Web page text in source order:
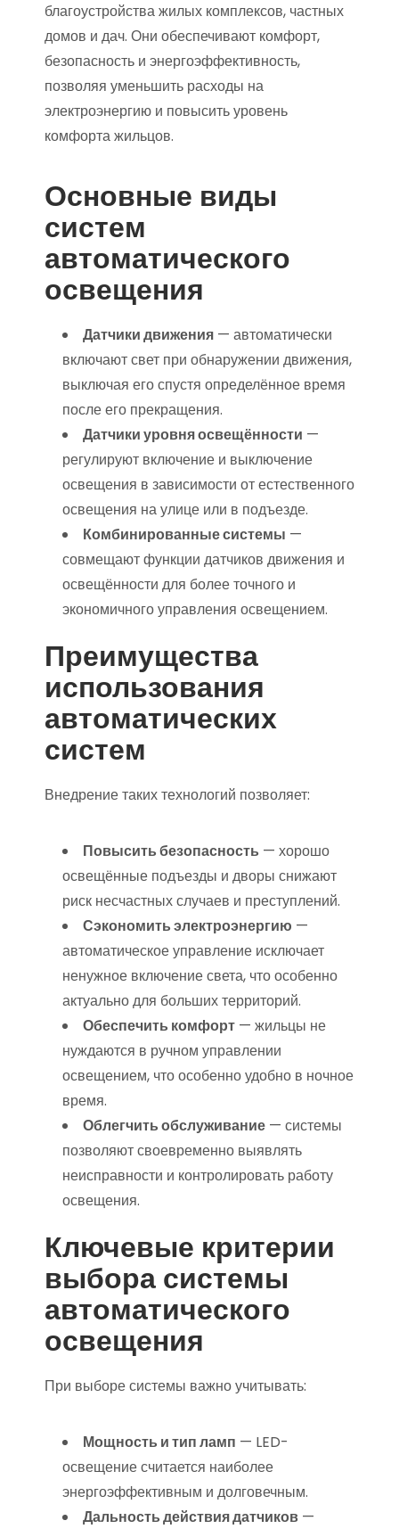
благоустройства жилых комплексов, частных
домов и дач. Они обеспечивают комфорт,
безопасность и энергоэффективность,
позволяя уменьшить расходы на
электроэнергию и повысить уровень
комфорта жильцов.
Основные виды
систем
автоматического
освещения
Датчики движения — автоматически
включают свет при обнаружении движения,
выключая его спустя определённое время
после его прекращения.
Датчики уровня освещённости —
регулируют включение и выключение
освещения в зависимости от естественного
освещения на улице или в подъезде.
Комбинированные системы —
совмещают функции датчиков движения и
освещённости для более точного и
экономичного управления освещением.
Преимущества
использования
автоматических
систем
Внедрение таких технологий позволяет:
Повысить безопасность — хорошо
освещённые подъезды и дворы снижают
риск несчастных случаев и преступлений.
Сэкономить электроэнергию —
автоматическое управление исключает
ненужное включение света, что особенно
актуально для больших территорий.
Обеспечить комфорт — жильцы не
нуждаются в ручном управлении
освещением, что особенно удобно в ночное
время.
Облегчить обслуживание — системы
позволяют своевременно выявлять
неисправности и контролировать работу
освещения.
Ключевые критерии
выбора системы
автоматического
освещения
При выборе системы важно учитывать:
Мощность и тип ламп — LED-
освещение считается наиболее
энергоэффективным и долговечным.
Дальность действия датчиков —